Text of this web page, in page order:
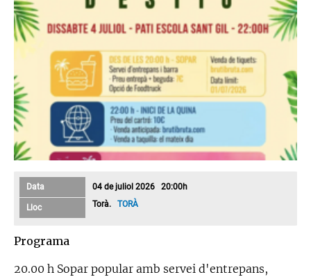
Data 04 de juliol 2026 20:00h
Lloc Torà.TORÀ
Programa
20.00 h Sopar popular amb servei d'entrepans,